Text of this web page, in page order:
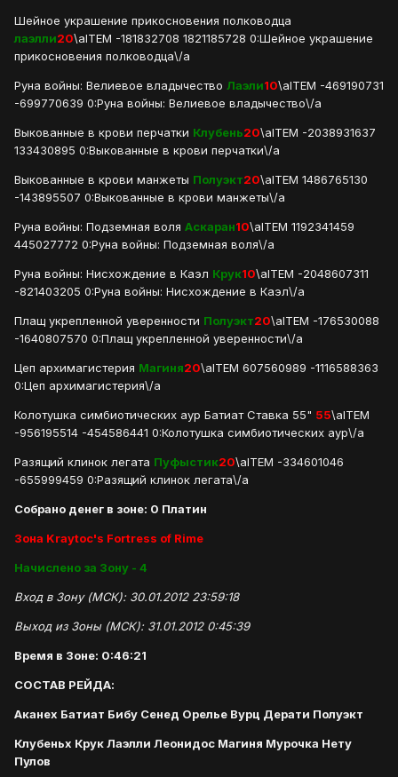
Шейное украшение прикосновения полководца
лаэлли20\aITEM -181832708 1821185728 0:Шейное украшение
прикосновения полководца\/a
Руна войны: Велиевое владычество Лаэли10\aITEM -469190731
-699770639 0:Руна войны: Велиевое владычество\/a
Выкованные в крови перчатки Клубень20\aITEM -2038931637
133430895 0:Выкованные в крови перчатки\/a
Выкованные в крови манжеты Полуэкт20\aITEM 1486765130
-143895507 0:Выкованные в крови манжеты\/a
Руна войны: Подземная воля Аскаран10\aITEM 1192341459
445027772 0:Руна войны: Подземная воля\/a
Руна войны: Нисхождение в Каэл Крук10\aITEM -2048607311
-821403205 0:Руна войны: Нисхождение в Каэл\/a
Плащ укрепленной уверенности Полуэкт20\aITEM -176530088
-1640807570 0:Плащ укрепленной уверенности\/a
Цеп архимагистерия Магиня20\aITEM 607560989 -1116588363
0:Цеп архимагистерия\/a
Колотушка симбиотических аур Батиат Ставка 55" 55\aITEM
-956195514 -454586441 0:Колотушка симбиотических аур\/a
Разящий клинок легата Пуфыстик20\aITEM -334601046
-655999459 0:Разящий клинок легата\/a
Собрано денег в зоне: 0 Платин
Зона Kraytoc's Fortress of Rime
Начислено за Зону - 4
Вход в Зону (МСК): 30.01.2012 23:59:18
Выход из Зоны (МСК): 31.01.2012 0:45:39
Время в Зоне: 0:46:21
СОСТАВ РЕЙДА:
Аканех Батиат Бибу Сенед Орелье Вурц Дерати Полуэкт
Клубеньх Крук Лаэлли Леонидос Магиня Мурочка Нету
Пулов